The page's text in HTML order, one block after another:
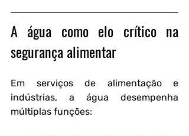
A água como elo crítico na
segurança alimentar
Em serviços de alimentação e
indústrias, a água desempenha
múltiplas funções: